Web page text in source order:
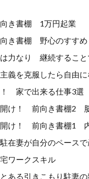
き書棚 1万円起業
き書棚 野心のすすめ
力なり 継続すること
義を克服したら自由に
！ 家で出来る仕事3
け！ 前向き書棚2
開け！ 前向き書棚1
在妻が自分のペース
ワークスキル
ある引きこもり駐妻の